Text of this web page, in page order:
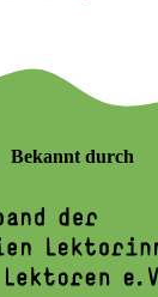
Bekannt durch